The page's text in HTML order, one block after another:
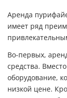
Аренда
имеет ряд
Во-первых,
средства.
оборудование,
низкой цене.